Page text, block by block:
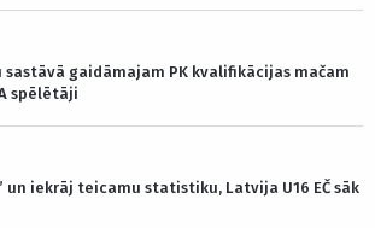
gaidāmajam PK kvalifikācijas mačam
spēlētāji
un iekrāj teicamu statistiku, Latvija U16 EČ sāk